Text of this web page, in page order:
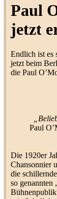
(
Paul
jetzt
Endlich ist es
jetzt beim
die Paul
Paul
Die 1920er
Chansonnier
die
so genannten